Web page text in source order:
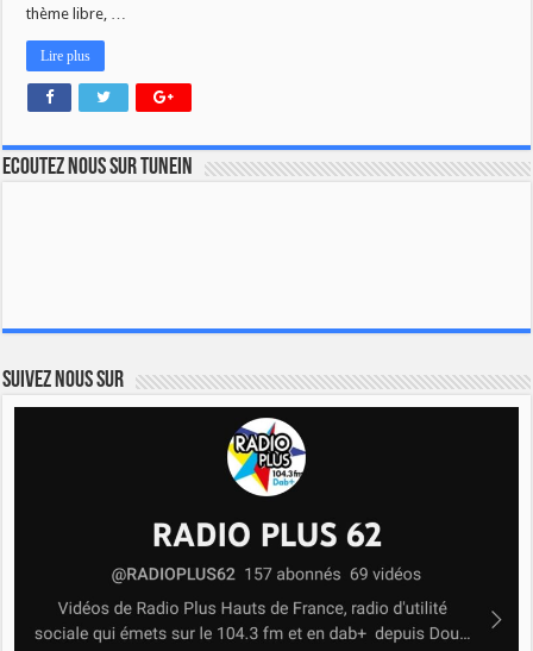
thème libre, …
Lire plus
Ecoutez nous sur TuneIn
Suivez nous sur